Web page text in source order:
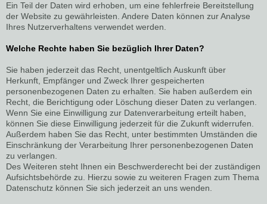
Ein Teil der Daten wird erhoben, um eine fehlerfreie Bereitstellung
der Website zu gewährleisten. Andere Daten können zur Analyse
Ihres Nutzerverhaltens verwendet werden.
Welche Rechte haben Sie bezüglich Ihrer Daten?
Sie haben jederzeit das Recht, unentgeltlich Auskunft über
Herkunft, Empfänger und Zweck Ihrer gespeicherten
personenbezogenen Daten zu erhalten. Sie haben außerdem ein
Recht, die Berichtigung oder Löschung dieser Daten zu verlangen.
Wenn Sie eine Einwilligung zur Datenverarbeitung erteilt haben,
können Sie diese Einwilligung jederzeit für die Zukunft widerrufen.
Außerdem haben Sie das Recht, unter bestimmten Umständen die
Einschränkung der Verarbeitung Ihrer personenbezogenen Daten
zu verlangen.
Des Weiteren steht Ihnen ein Beschwerderecht bei der zuständigen
Aufsichtsbehörde zu. Hierzu sowie zu weiteren Fragen zum Thema
Datenschutz können Sie sich jederzeit an uns wenden.